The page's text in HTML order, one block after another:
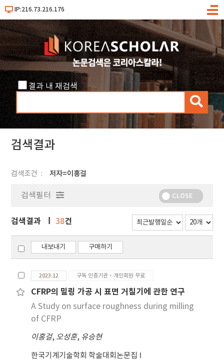
IP:216.73.216.176
메
결과 내 재검색
검
색
검색결과
검색조건 저자=이홍걸
검색필터 CLOSE
검색결과 38건
내보내기 구매하기
2023.12 구독 인증기관·개인회원 무료
CFRP의 밀링 가공 시 표면 거칠기에 관한 연구
A Study on surface roughness during milling
of CFRP
이홍걸, 오성훈, 유승현
한국기계기술학회 학술대회논문집